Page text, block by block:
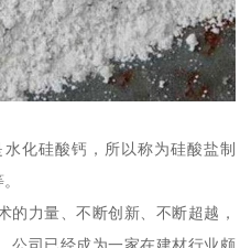
化硅酸钙，所以称为硅酸盐制
的力量、不断创新、不断超越，